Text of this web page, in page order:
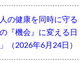
の健康を同時に守る
『機会』に変える日
（2026年6月24日）